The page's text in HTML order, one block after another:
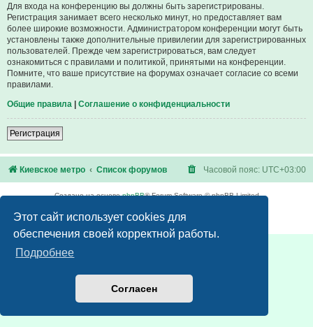
Этот сайт использует cookies для
обеспечения своей корректной работы.
Подробнее
Согласен
Для входа на конференцию вы должны быть зарегистрированы.
Регистрация занимает всего несколько минут, но предоставляет вам
более широкие возможности. Администратором конференции могут быть
установлены также дополнительные привилегии для зарегистрированных
пользователей. Прежде чем зарегистрироваться, вам следует
ознакомиться с правилами и политикой, принятыми на конференции.
Помните, что ваше присутствие на форумах означает согласие со всеми
правилами.
Общие правила Соглашение о конфиденциальности
Регистрация
Киевское метро Список форумов Часовой пояс: UTC+03:00
Создано на основеphpBB® Forum Software © phpBB Limited
Конфиденциальность|Правила